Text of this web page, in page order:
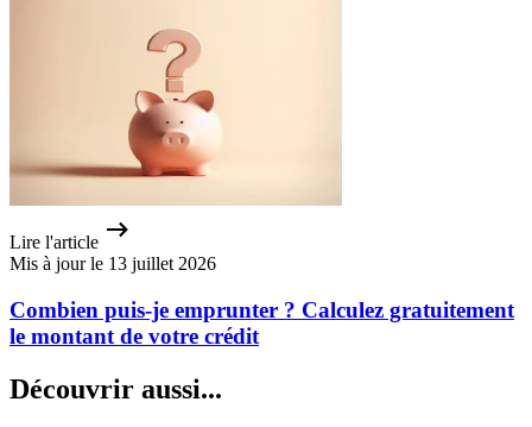
Lire l'article
Mis à jour le 13 juillet 2026
Combien puis-je emprunter ? Calculez gratuitement
le montant de votre crédit
Découvrir aussi...